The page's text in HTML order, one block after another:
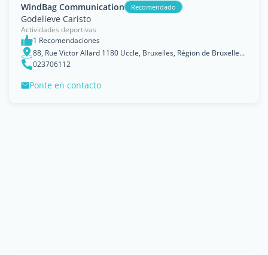
WindBag Communication Recomendado
Godelieve Caristo
Actividades deportivas
1 Recomendaciones
88, Rue Victor Allard 1180 Uccle, Bruxelles, Région de Bruxelles-Capitale
023706112
Ponte en contacto